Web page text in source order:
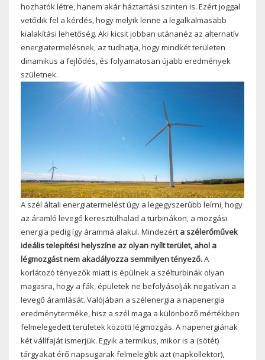
hozhatók létre, hanem akár háztartási szinten is. Ezért joggal
vetődik fel a kérdés, hogy melyik lenne a legalkalmasabb
kialakítási lehetőség. Aki kicsit jobban utánanéz az alternatív
energiatermelésnek, az tudhatja, hogy mindkét területen
dinamikus a fejlődés, és folyamatosan újabb eredmények
születnek.
A szél általi energiatermelést úgy a legegyszerűbb leírni, hogy
az áramló levegő keresztülhalad a turbinákon, a mozgási
energia pedig így árammá alakul. Mindezért a szélerőművek
ideális telepítési helyszíne az olyan nyílt terület, ahol a
légmozgást nem akadályozza semmilyen tényező.A
korlátozó tényezők miatt is épülnek a szélturbinák olyan
magasra, hogy a fák, épületek ne befolyásolják negatívan a
levegő áramlását. Valójában a szélenergia a napenergia
eredményterméke, hisz a szél maga a különböző mértékben
felmelegedett területek közötti légmozgás. A napenergiának
két vállfaját ismerjük. Egyik a termikus, mikor is a (sötét)
tárgyakat érő napsugarak felmelegítik azt (napkollektor),